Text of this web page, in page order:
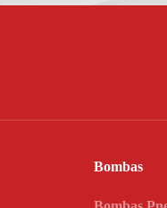
Bombas